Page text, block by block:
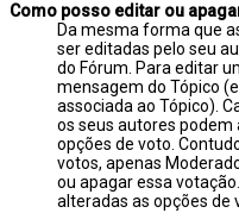
Como posso editar ou
Da mesma forma que
ser editadas pelo seu
do Fórum. Para editar
mensagem do Tópico
associada ao Tópico).
os seus autores podem
opções de voto.
votos, apenas
ou apagar essa
alteradas as opções de